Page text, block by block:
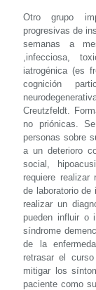
Otro grupo
progresivas de
semanas a
,infecciosa,
iatrogénica (es
cognición
Creutzfeldt.
no priónicas.
personas sobre
a un deterioro
social,
requiere realizar
de laboratorio de
realizar un
pueden influir o
síndrome
de la
retrasar el
mitigar los
paciente como